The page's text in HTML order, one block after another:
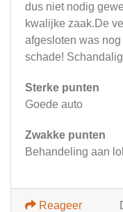
dus niet nodig
kwalijke zaak.De
afgesloten was
schade!
Sterke punten
Goede auto
Zwakke punten
Behandeling aan
Reageer